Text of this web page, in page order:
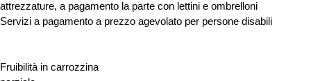
attrezzature, a pagamento la parte con lettini e ombrelloni
Servizi a pagamento a prezzo agevolato per persone disabili
Fruibilità in carrozzina